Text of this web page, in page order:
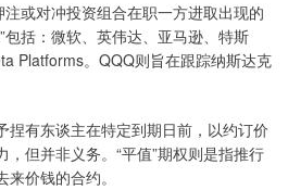
注或对冲投资组合在职一方进取出现的
包括：微软、英伟达、亚马逊、特斯
Platforms。QQQ则旨在跟踪纳斯达克
捏有东谈主在特定到期日前，以约订价
但并非义务。“平值”期权则是指推行
价钱的合约。